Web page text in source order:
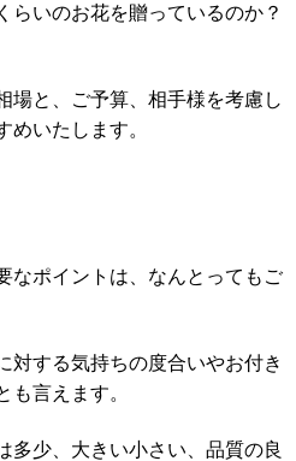
らいのお花を贈っているのか？
場と、ご予算、相手様を考慮し
めいたします。
ポイントは、なんとってもご
対する気持ちの度合いやお付き
も言えます。
多少 、大きい小さい、品質の良